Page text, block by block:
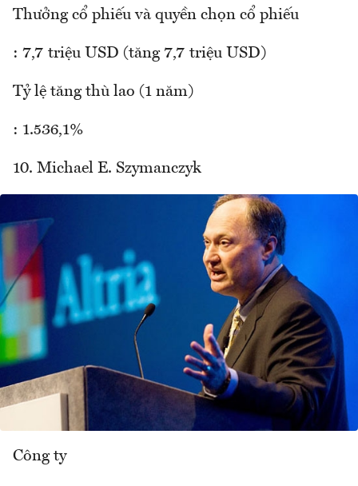
Thưởng cổ phiếu và quyền chọn cổ phiếu
: 7,7 triệu USD (tăng 7,7 triệu USD)
Tỷ lệ tăng thù lao (1 năm)
: 1.536,1%
10. Michael E. Szymanczyk
Công ty